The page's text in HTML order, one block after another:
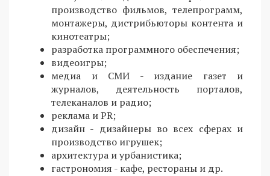
производство фильмов, телепрограмм,
монтажеры, дистрибьюторы контента и
кинотеатры;
разработка программного обеспечения;
видеоигры;
медиа и СМИ - издание газет и
журналов, деятельность порталов,
телеканалов и радио;
реклама и PR;
дизайн - дизайнеры во всех сферах и
производство игрушек;
архитектура и урбанистика;
гастрономия - кафе, рестораны и др.